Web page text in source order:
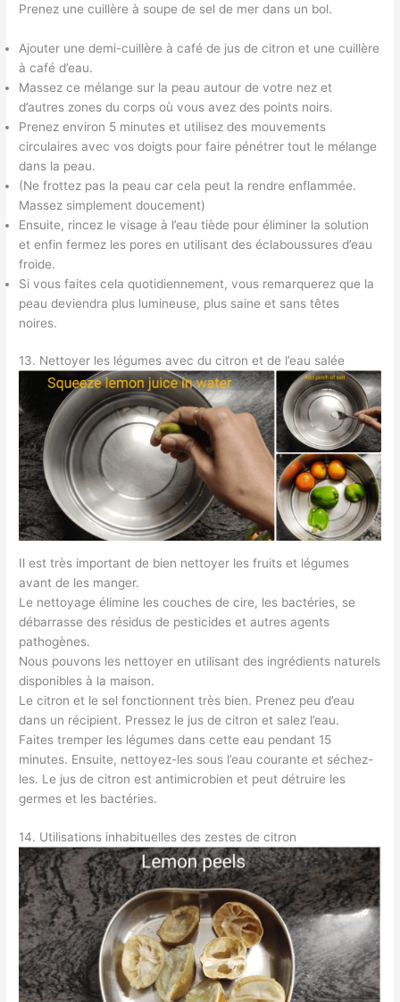
Prenez une cuillère à soupe de sel de mer dans un bol.
Ajouter une demi-cuillère à café de jus de citron et une cuillère
à café d’eau.
Massez ce mélange sur la peau autour de votre nez et
d’autres zones du corps où vous avez des points noirs.
Prenez environ 5 minutes et utilisez des mouvements
circulaires avec vos doigts pour faire pénétrer tout le mélange
dans la peau.
(Ne frottez pas la peau car cela peut la rendre enflammée.
Massez simplement doucement)
Ensuite, rincez le visage à l’eau tiède pour éliminer la solution
et enfin fermez les pores en utilisant des éclaboussures d’eau
froide.
Si vous faites cela quotidiennement, vous remarquerez que la
peau deviendra plus lumineuse, plus saine et sans têtes
noires.
13. Nettoyer les légumes avec du citron et de l’eau salée
Il est très important de bien nettoyer les fruits et légumes
avant de les manger.
Le nettoyage élimine les couches de cire, les bactéries, se
débarrasse des résidus de pesticides et autres agents
pathogènes.
Nous pouvons les nettoyer en utilisant des ingrédients naturels
disponibles à la maison.
Le citron et le sel fonctionnent très bien. Prenez peu d’eau
dans un récipient. Pressez le jus de citron et salez l’eau.
Faites tremper les légumes dans cette eau pendant 15
minutes. Ensuite, nettoyez-les sous l’eau courante et séchez-
les. Le jus de citron est antimicrobien et peut détruire les
germes et les bactéries.
14. Utilisations inhabituelles des zestes de citron